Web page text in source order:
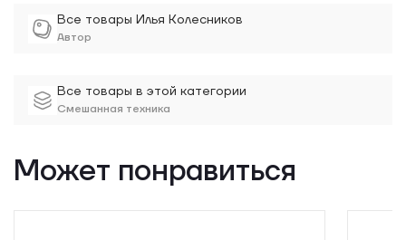
Все товары Илья Колесников
Автор
Все товары в этой категории
Смешанная техника
Может понравиться